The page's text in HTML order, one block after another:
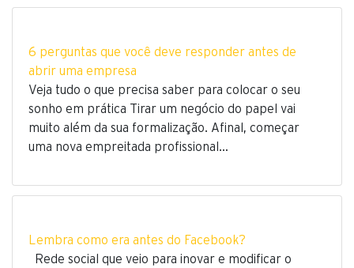
6 perguntas que você deve responder antes de
abrir uma empresa
Veja tudo o que precisa saber para colocar o seu
sonho em prática Tirar um negócio do papel vai
muito além da sua formalização. Afinal, começar
uma nova empreitada profissional…
Lembra como era antes do Facebook?
Rede social que veio para inovar e modificar o